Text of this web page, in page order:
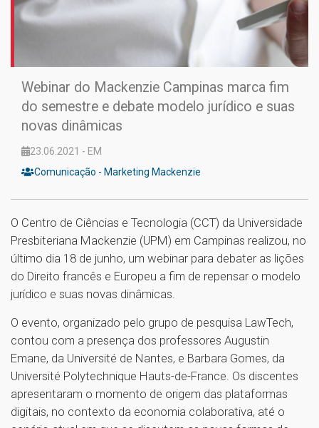
Webinar do Mackenzie Campinas marca fim
do semestre e debate modelo jurídico e suas
novas dinâmicas
23.06.2021 - EM
Comunicação - Marketing Mackenzie
O Centro de Ciências e Tecnologia (CCT) da Universidade
Presbiteriana Mackenzie (UPM) em Campinas realizou, no
último dia 18 de junho, um webinar para debater as lições
do Direito francês e Europeu a fim de repensar o modelo
jurídico e suas novas dinâmicas.
O evento, organizado pelo grupo de pesquisa LawTech,
contou com a presença dos professores Augustin
Emane, da Université de Nantes, e Barbara Gomes, da
Université Polytechnique Hauts-de-France. Os discentes
apresentaram o momento de origem das plataformas
digitais, no contexto da economia colaborativa, até o